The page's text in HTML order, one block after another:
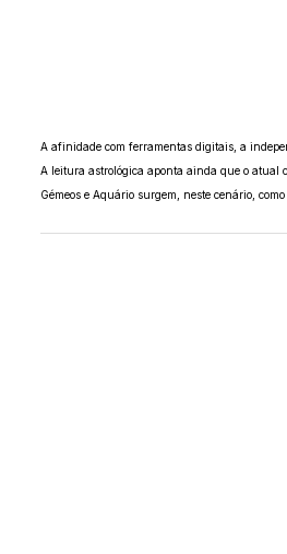
A afinidade com ferramentas digitais, a
A leitura astrológica aponta ainda que o atual
Gémeos e Aquário surgem, neste cenário,